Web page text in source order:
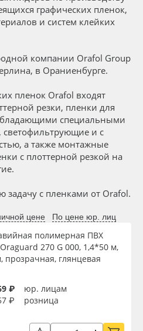
POS-материалы
графических пленок,
и систем клейких
компании Orafol Group
в Ораниенбурге.
пленок Orafol входят
резки, пленки для
специальными
светофильтрующие и с
а также монтажные
с плоттерной резкой на
с пленками от Orafol.
цене По цене юр. лиц
полимерная ПВХ
270 G 000, 1,4*50 м,
прозрачная, глянцевая
₽
юр. лицам
₽
розница